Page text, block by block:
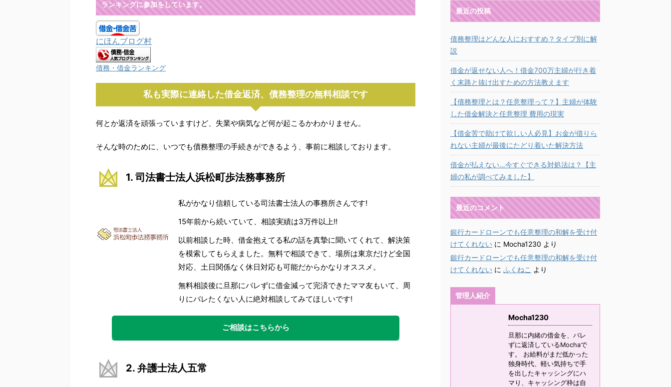
ランキングに参加をしています。
にほんブログ村
債務・借金ランキング
私も実際に連絡した借金返済、債務整理の無料相談です
何とか返済を頑張っていますけど、失業や病気など何が起こるかわかりません。
そんな時のために、いつでも債務整理の手続きができるよう、事前に相談しております。
1. 司法書士法人浜松町歩法務事務所
私がかなり信頼している司法書士法人の事務所さんです!
15年前から続いていて、相談実績は3万件以上!!
以前相談した時、借金抱えてる私の話を真摯に聞いてくれて、解決策
を模索してもらえました。無料で相談できて、場所は東京だけど全国
対応、土日関係なく休日対応も可能だからかなりオススメ。
無料相談後に旦那にバレずに借金減って完済できたママ友もいて、周
りにバレたくない人に絶対相談してみてほしいです!
ご相談はこちらから
2. 弁護士法人五常
最近の投稿
債務整理はどんな人におすすめ？タイプ別に解
説
借金が返せない人へ！借金700万主婦が行き着
く末路と抜け出すための方法教えます
【債務整理とは？任意整理って？】主婦が体験
した借金解決と任意整理 費用の現実
【借金苦で助けて欲しい人必見】お金が借りら
れない主婦が最後にたどり着いた解決方法
借金が払えない…今すぐできる対処法は？【主
婦の私が調べてみました】
最近のコメント
銀行カードローンでも任意整理の和解を受け付
けてくれない に Mocha1230 より
銀行カードローンでも任意整理の和解を受け付
けてくれない に ふくねこ より
管理人紹介
Mocha1230
旦那に内緒の借金を、バレ
ずに返済しているMochaで
す。 お給料がまだ低かった
独身時代、軽い気持ちで手
を出したキャッシングにハ
マり、キャッシング枠は自